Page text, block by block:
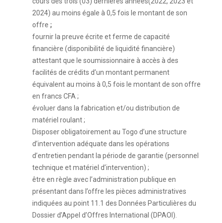
2024) au moins égale à 0,5 fois le montant de son
offre ;
fournir la preuve écrite et ferme de capacité
financière (disponibilité de liquidité financière)
attestant que le soumissionnaire à accès à des
facilités de crédits d’un montant permanent
équivalent au moins à 0,5 fois le montant de son offre
en francs CFA ;
évoluer dans la fabrication et/ou distribution de
matériel roulant ;
Disposer obligatoirement au Togo d’une structure
d’intervention adéquate dans les opérations
d’entretien pendant la période de garantie (personnel
technique et matériel d’intervention) ;
être en règle avec l’administration publique en
présentant dans l’offre les pièces administratives
indiquées au point 11.1 des Données Particulières du
Dossier d’Appel d’Offres International (DPAOI).